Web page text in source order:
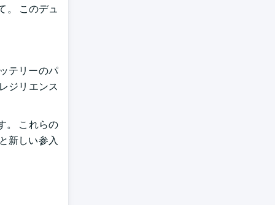
。 このデュ
テリーのパ
ジリエンス
。 これらの
新しい参入